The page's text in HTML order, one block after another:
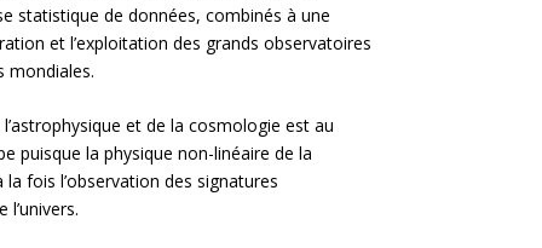
statistique de données, combinés à une
et l’exploitation des grands observatoires
mondiales.
et de la cosmologie est au
puisque la physique non-linéaire de la
fois l’observation des signatures
l’univers.